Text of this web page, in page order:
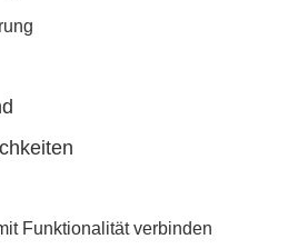
Funktionalität verbinden